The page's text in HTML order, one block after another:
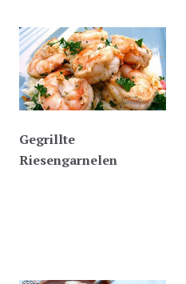
Gegrillte
Riesengarnelen